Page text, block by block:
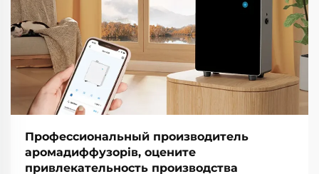
Профессиональный производитель
аромадиффузорів, оцените
привлекательность производства